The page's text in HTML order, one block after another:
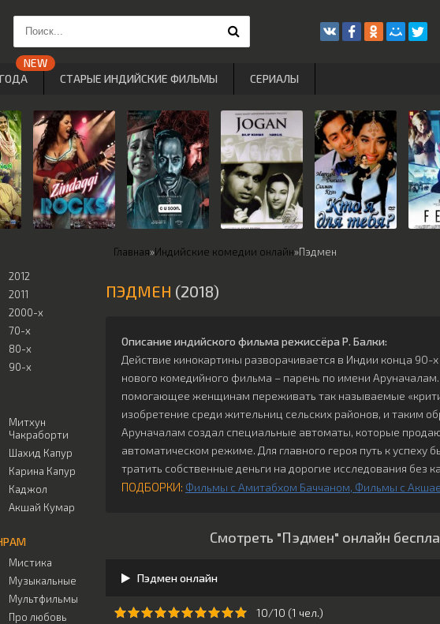
Главная»Индийские комедии онлайн»Пэдмен
ПЭДМЕН (2018)
Описание индийского фильма режиссёра Р. Балки:
Действие кинокартины разворачивается в Индии конца 90-
нового комедийного фильма – парень по имени
помогающее женщинам переживать так называемые
изобретение среди жительниц сельских районов, и таким
Аруначалам создал специальные автоматы, которые
автоматическом режиме. Для главного героя путь к успеху
тратить собственные деньги на дорогие исследования без
ПОДБОРКИ: Фильмы с Амитабхом Баччаном Фильмы с
Смотреть "Пэдмен" онлайн
Пэдмен онлайн
10/10 (1 чeл.)
2012
2011
2000-х
70-х
80-х
90-х
Митхун
Чакраборти
Шахид Капур
Карина Капур
Каджол
Акшай Кумар
Мистика
Музыкальные
Мультфильмы
Про любовь
СТАРЫЕ ИНДИЙСКИЕ ФИЛЬМЫ СЕРИАЛЫ